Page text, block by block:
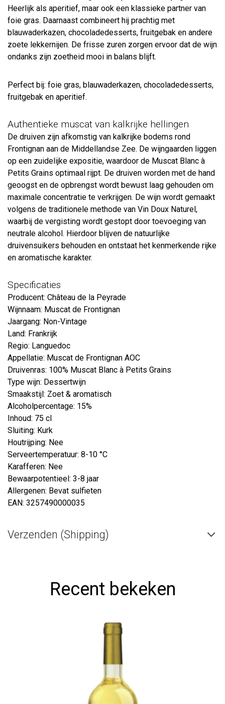
Heerlijk als aperitief, maar ook een klassieke partner van
foie gras. Daarnaast combineert hij prachtig met
blauwaderkazen, chocoladedesserts, fruitgebak en andere
zoete lekkernijen. De frisse zuren zorgen ervoor dat de wijn
ondanks zijn zoetheid mooi in balans blijft.
Perfect bij: foie gras, blauwaderkazen, chocoladedesserts,
fruitgebak en aperitief.
Authentieke muscat van kalkrijke hellingen
De druiven zijn afkomstig van kalkrijke bodems rond
Frontignan aan de Middellandse Zee. De wijngaarden liggen
op een zuidelijke expositie, waardoor de Muscat Blanc à
Petits Grains optimaal rijpt. De druiven worden met de hand
geoogst en de opbrengst wordt bewust laag gehouden om
maximale concentratie te verkrijgen. De wijn wordt gemaakt
volgens de traditionele methode van Vin Doux Naturel,
waarbij de vergisting wordt gestopt door toevoeging van
neutrale alcohol. Hierdoor blijven de natuurlijke
druivensuikers behouden en ontstaat het kenmerkende rijke
en aromatische karakter.
Specificaties
Producent: Château de la Peyrade
Wijnnaam: Muscat de Frontignan
Jaargang: Non-Vintage
Land: Frankrijk
Regio: Languedoc
Appellatie: Muscat de Frontignan AOC
Druivenras: 100% Muscat Blanc à Petits Grains
Type wijn: Dessertwijn
Smaakstijl: Zoet & aromatisch
Alcoholpercentage: 15%
Inhoud: 75 cl
Sluiting: Kurk
Houtrijping: Nee
Serveertemperatuur: 8-10 °C
Karafferen: Nee
Bewaarpotentieel: 3-8 jaar
Allergenen: Bevat sulfieten
EAN: 3257490000035
Verzenden (Shipping)
Recent bekeken